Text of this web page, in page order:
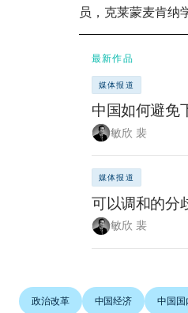
员，克莱蒙麦肯纳
最新作品
媒体报道
中国如何避免
敏欣 裴
媒体报道
可以调和的分
敏欣 裴
政治改革 中国经济 中国国